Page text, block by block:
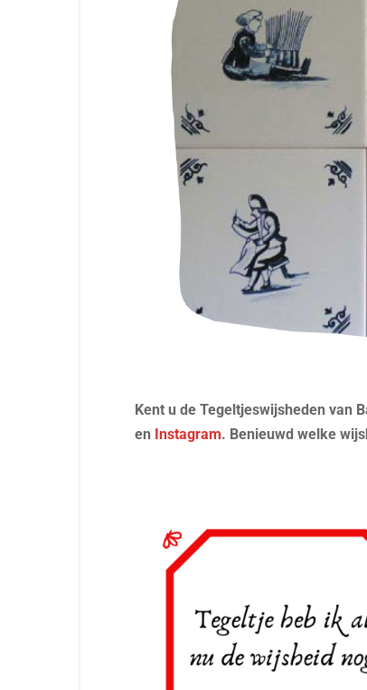
Kent u de Tegeltjeswijsheden van
en Instagram. Benieuwd welke